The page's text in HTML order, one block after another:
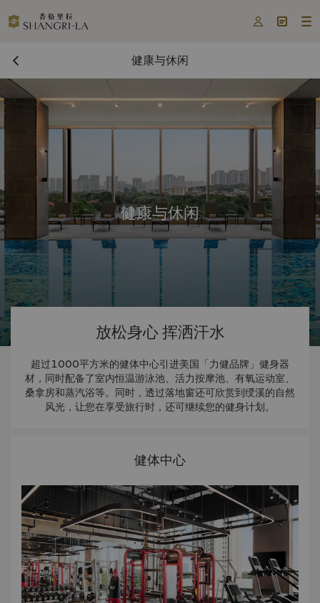
  
健康与休闲
健康与休闲
放松身心 挥洒汗水
超过1000平方米的健体中心引进美国「力健品牌」健身器
材，同时配备了室内恒温游泳池、活力按摩池、有氧运动室、
桑拿房和蒸汽浴等。同时，透过落地窗还可欣赏到绶溪的自然
风光，让您在享受旅行时，还可继续您的健身计划。
健体中心